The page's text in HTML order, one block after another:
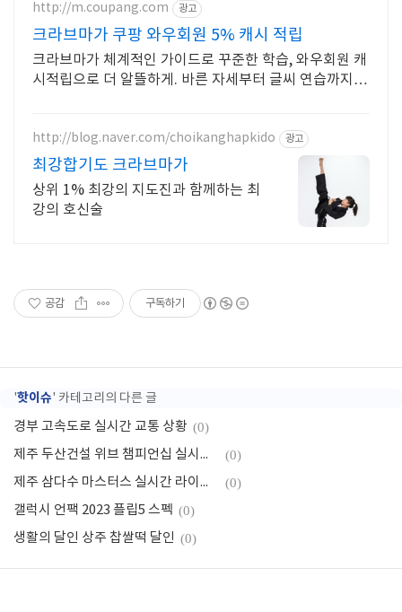
http://m.coupang.com 광고
크라브마가 쿠팡 와우회원 5% 캐시 적립
크라브마가 체계적인 가이드로 꾸준한 학습, 와우회원 캐
시적립으로 더 알뜰하게. 바른 자세부터 글씨 연습까지,
http://blog.naver.com/choikanghapkido 광고
최강합기도 크라브마가
상위 1% 최강의 지도진과 함께하는 최
강의 호신술
공감 구독하기
'핫이슈' 카테고리의 다른 글
경부 고속도로 실시간 교통 상황 (0)
제주 두산건설 위브 챔피언십 실시간 라이브 생중계 (0)
제주 삼다수 마스터스 실시간 라이브 모바일 생중계보기 (0)
갤럭시 언팩 2023 플립5 스펙 (0)
생활의 달인 상주 찹쌀떡 달인 (0)